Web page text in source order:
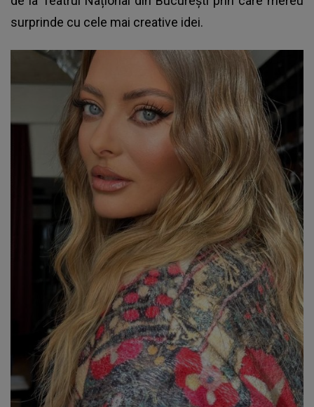
surprinde cu cele mai creative idei.